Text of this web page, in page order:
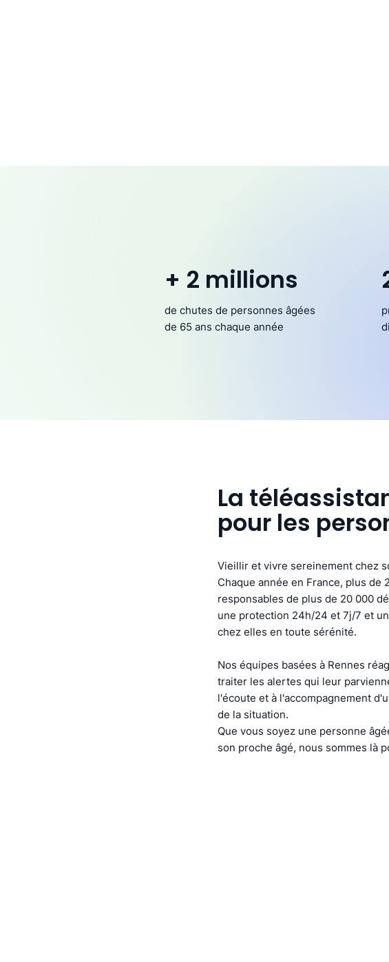
+ 2 millions
de chutes de personnes âgées
de 65 ans chaque année
La
pour les
Vieillir et vivre sereinement chez
Chaque année en France, plus
responsables de plus de 20 000
une protection 24h/24 et 7j/7 et
chez elles en toute sérénité.​
Nos équipes basées à Rennes
traiter les alertes qui leur
l'écoute et à l'accompagnement
de la situation.
Que vous soyez une personne
son proche âgé, nous sommes là